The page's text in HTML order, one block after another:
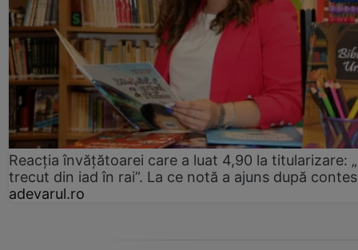
Reacția învățătoarei care a luat 4,90 la titularizare:
trecut din iad în rai”. La ce notă a ajuns după
adevarul.ro